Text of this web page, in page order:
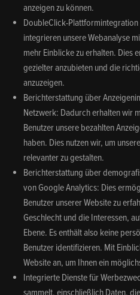
anzeigen zu können.
DoubleClick-
integrieren unsere Webanalyse
mehr Einblicke zu erhalten. Dies
gezielter anzubieten und die
anzuzeigen.
Berichterstattung über
Netzwerk: Dadurch erhalten wir
Benutzer unsere bezahlten
haben. Dies nutzen wir, um
relevanter zu gestalten.
Berichterstattung über
von Google Analytics: Dies
Benutzer unserer Website zu
Geschlecht und die Interessen,
Ebene. Es enthält also keine
Benutzer identifizieren. Mit
Website an, um Ihnen ein
Integrierte Dienste für